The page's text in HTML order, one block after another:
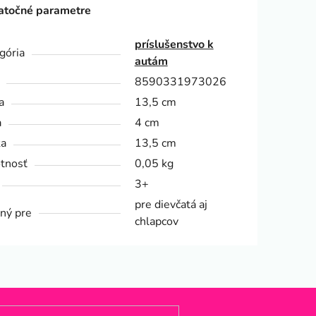
parametre
príslušenstvo k
autám
8590331973026
13,5 cm
4 cm
13,5 cm
0,05 kg
3+
pre
pre dievčatá aj
chlapcov